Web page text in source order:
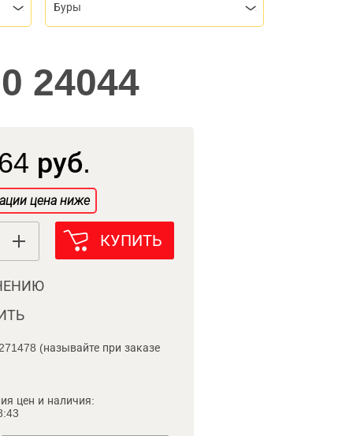
Буры
24044
руб.
цена ниже
КУПИТЬ
(называйте при заказе
цен и наличия: